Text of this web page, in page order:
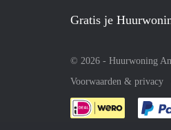
Gratis je
© 2026 - Huurwoning
Voorwaarden & privacy